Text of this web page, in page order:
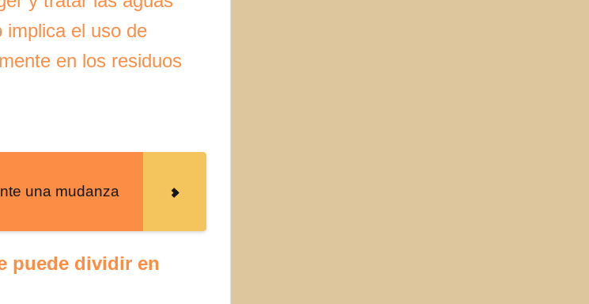
implica el uso de
en los residuos
una mudanza
puede dividir en